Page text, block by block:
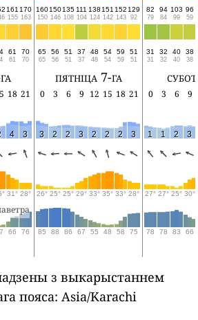
161
155
170
163
160
150
150
146
135
108
111
104
138
124
151
142
152
143
129
92
82
79
94
84
103
99
96
59
61
61
70
70
65
65
56
56
51
51
37
37
48
48
54
54
59
59
51
51
31
31
32
32
40
40
38
38
пятніца 7-га
18 21 0 3 6 9 12 15 18 21 0 3 6
9
4 3 3 2 2 3 2 2 2 3 1 1 2 3
31° 28° 26° 25° 25° 29° 33° 35° 33° 28° 27° 27° 25° 30°
66 76 85 88 86 67 55 48 58 75 78 78 83 66
з выкарыстаннем
пояса: Asia/Karachi